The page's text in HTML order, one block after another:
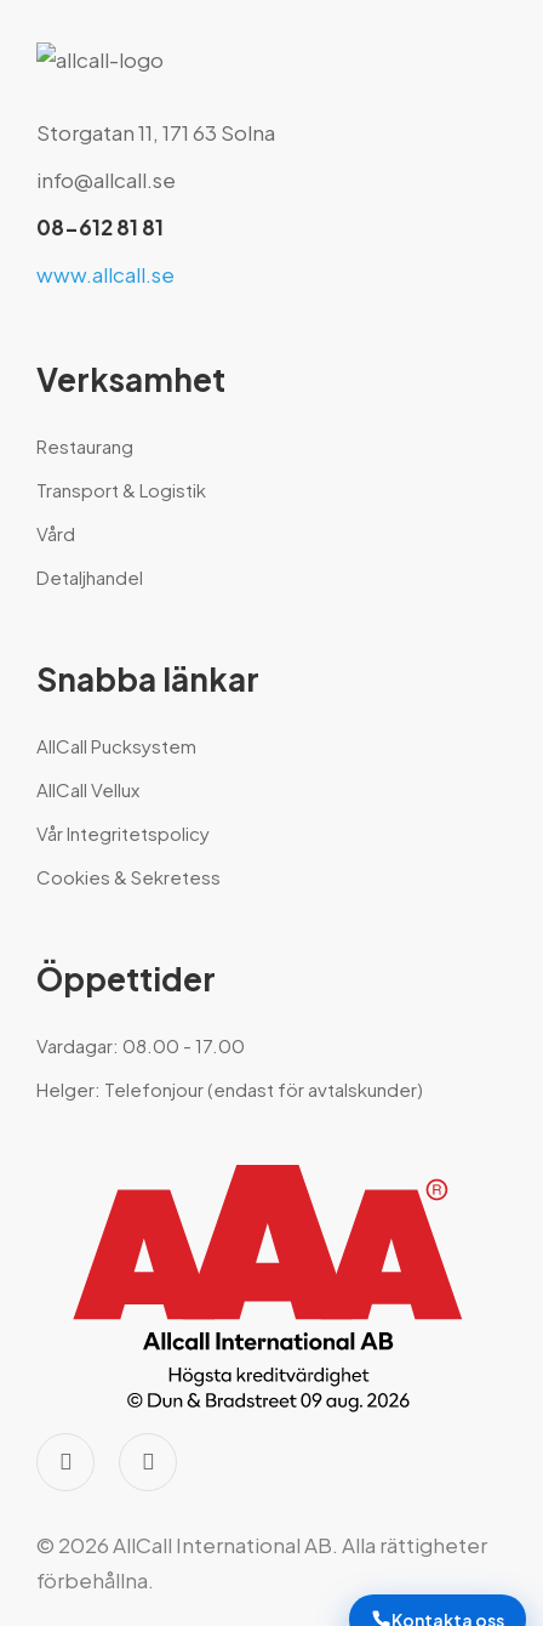
Storgatan 11, 171 63 Solna
info@allcall.se
08-612 81 81
www.allcall.se
Verksamhet
Restaurang
Transport & Logistik
Vård
Detaljhandel
Snabba länkar
AllCall Pucksystem
AllCall Vellux
Vår Integritetspolicy
Cookies & Sekretess
Öppettider
Vardagar: 08.00 - 17.00
Helger: Telefonjour (endast för avtalskunder)
© 2026 AllCall International AB. Alla rättigheter
förbehållna.
Kontakta oss